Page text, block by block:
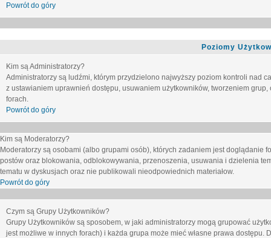
Powrót do góry
Poziomy
Kim są Administratorzy?
Administratorzy są ludźmi, którym przydzielono najwyższy poziom kontroli nad
z ustawianiem uprawnień dostępu, usuwaniem użytkowników, tworzeniem
forach.
Powrót do góry
Kim są Moderatorzy?
Moderatorzy są osobami (albo grupami osób), których zadaniem jest
postów oraz blokowania, odblokowywania, przenoszenia, usuwania i dzielenia
tematu w dyskusjach oraz nie publikowali nieodpowiednich materiałow.
Powrót do góry
Czym są Grupy Użytkowników?
Grupy Użytkowników są sposobem, w jaki administratorzy mogą grupować
jest możliwe w innych forach) i każda grupa może mieć własne prawa